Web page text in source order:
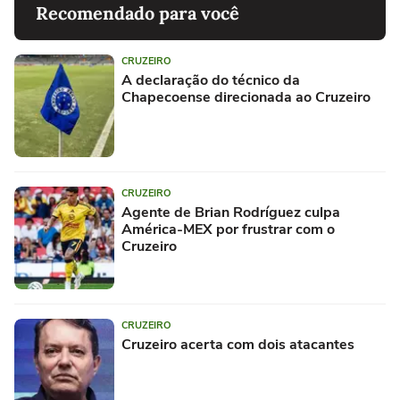
Recomendado para você
CRUZEIRO
A declaração do técnico da
Chapecoense direcionada ao Cruzeiro
CRUZEIRO
Agente de Brian Rodríguez culpa
América-MEX por frustrar com o
Cruzeiro
CRUZEIRO
Cruzeiro acerta com dois atacantes